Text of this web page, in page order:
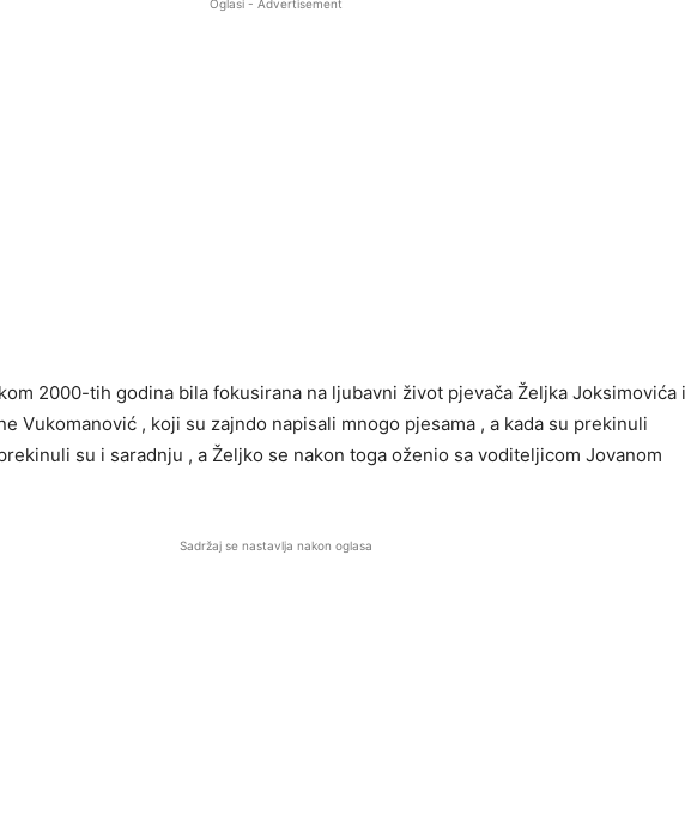
Oglasi - Advertisement
2000-tih godina bila fokusirana na ljubavni život pjevača Željka Joksimovića i
Vukomanović , koji su zajndo napisali mnogo pjesama , a kada su prekinuli
su i saradnju , a Željko se nakon toga oženio sa voditeljicom Jovanom
Sadržaj se nastavlja nakon oglasa